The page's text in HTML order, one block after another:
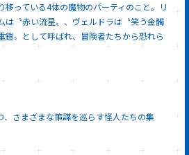
移っている4体の魔物のパーティのこと。リ
は〝赤い流星〟、ヴェルドラは〝笑う金髑
鎧〟として呼ばれ、冒険者たちから恐れら
、さまざまな策謀を巡らす怪人たちの集